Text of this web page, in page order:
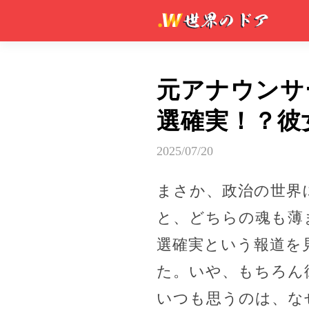
元アナウン
選確実！？
2025/07/20
まさか、政治の世
と、どちらの魂も
選確実という報道
た。いや、もちろ
いつも思うのは、